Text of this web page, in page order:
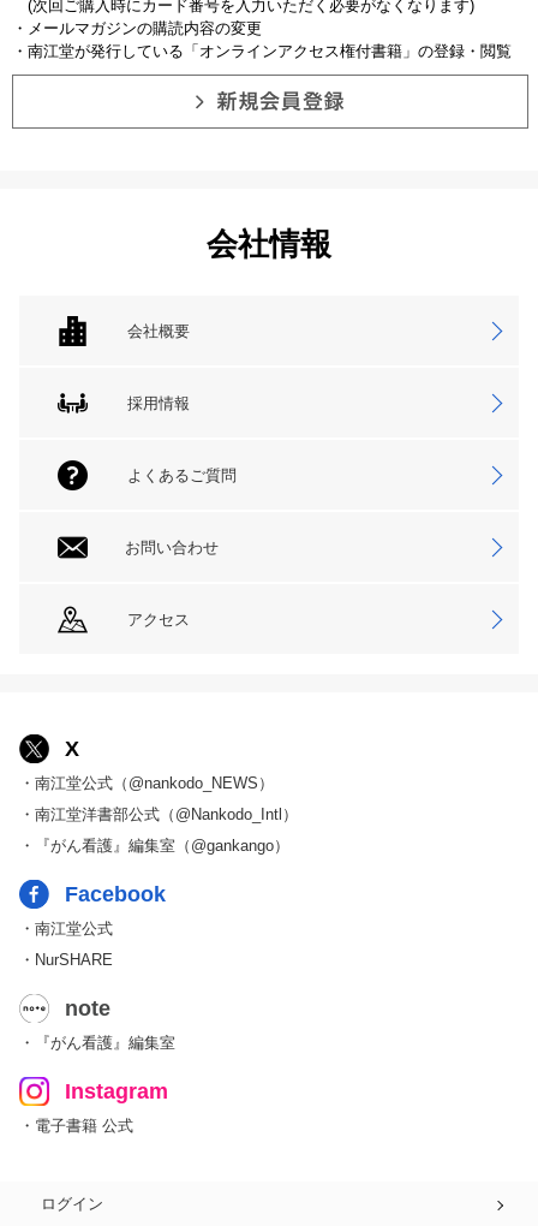
(次回ご購入時にカード番号を入力いただく必要がなくなります)
・メールマガジンの購読内容の変更
・南江堂が発行している「オンラインアクセス権付書籍」の登録・閲覧
会社情報
会社概要
採用情報
よくあるご質問
お問い合わせ
アクセス
X
・南江堂公式（@nankodo_NEWS）
・南江堂洋書部公式（@Nankodo_Intl）
・『がん看護』編集室（@gankango）
Facebook
・南江堂公式
・NurSHARE
note
・『がん看護』編集室
Instagram
・電子書籍 公式
ログイン